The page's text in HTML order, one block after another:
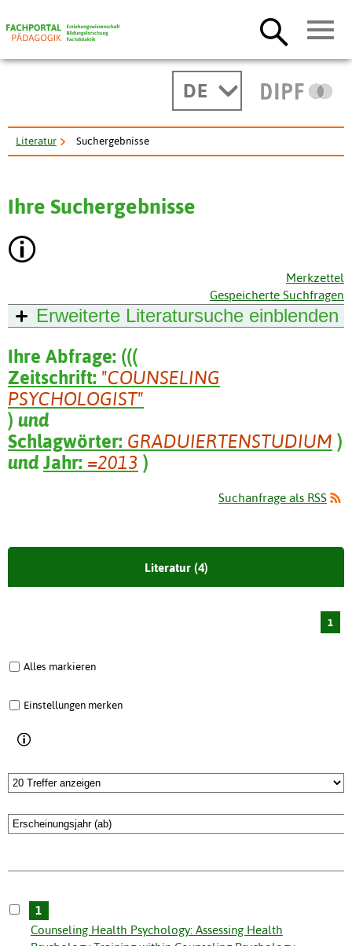
DE
Literatur Suchergebnisse
Ihre Suchergebnisse
Merkzettel
Gespeicherte Suchfragen
Erweiterte Literatursuche einblenden
Ihre Abfrage: (((
Zeitschrift: "COUNSELING
PSYCHOLOGIST"
) und
Schlagwörter: GRADUIERTENSTUDIUM )
und Jahr: =2013 )
Suchanfrage als RSS
Literatur (4)
1
Alles markieren
Einstellungen merken
1
Counseling Health Psychology: Assessing Health